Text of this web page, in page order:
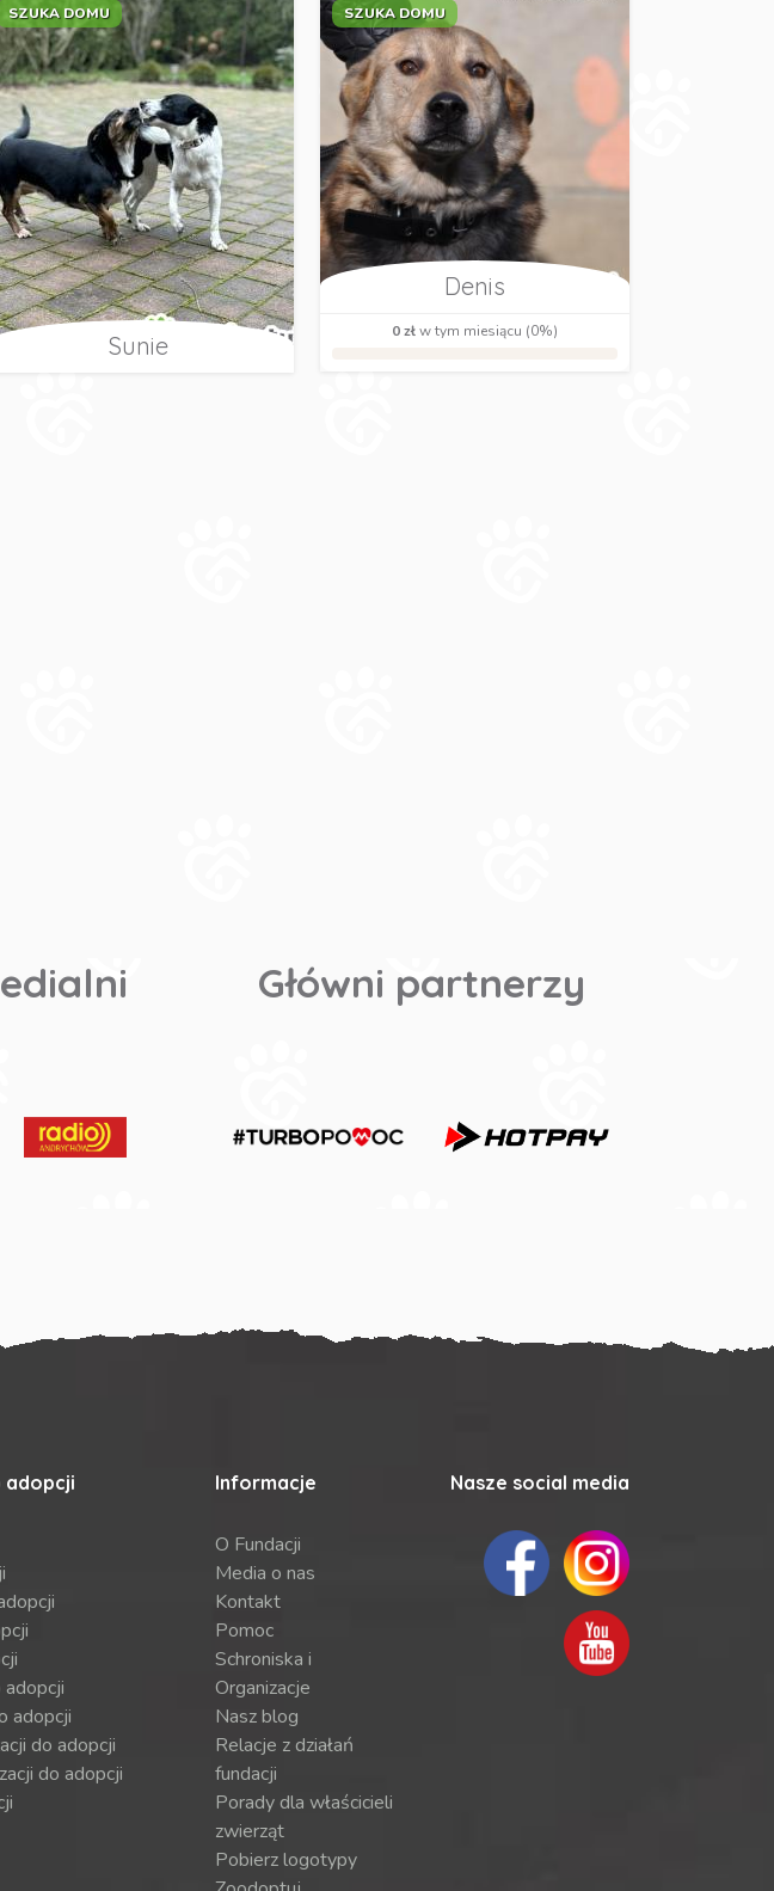
SZUKA DOMU
Sunie
SZUKA DOMU
Denis
0 złw tym miesiącu (0%)
Główni partnerzy
adopcji
adopcji
do adopcji
do adopcji
Informacje
O Fundacji
Media o nas
Kontakt
Pomoc
Schroniska i
Organizacje
Nasz blog
Relacje z działań
fundacji
Porady dla właścicieli
zwierząt
Pobierz logotypy
Nasze social media